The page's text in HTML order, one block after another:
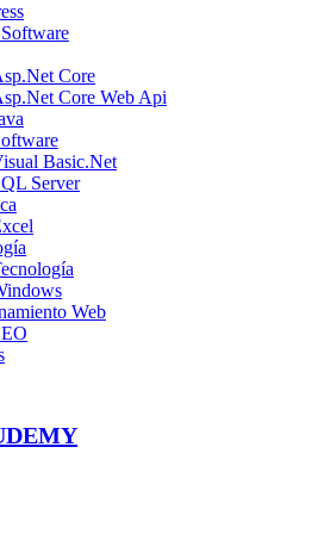
Core
Core Web Api
Basic.Net
Server
Web